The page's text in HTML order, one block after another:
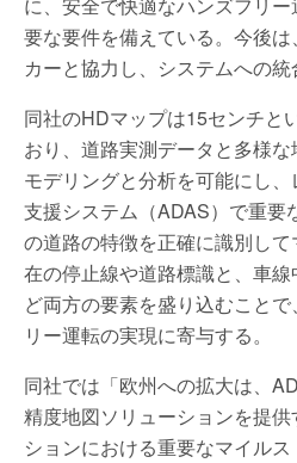
に、安全で快適なハンズフリ
要な要件を備えている。今後
カーと協力し、システムへの統
同社のHDマップは15センチと
おり、道路実測データと多様
モデリングと分析を可能にし
支援システム（ADAS）で重要
の道路の特徴を正確に識別し
在の停止線や道路標識と、車
ど両方の要素を盛り込むこと
リー運転の実現に寄与する。
同社では「欧州への拡大は、
精度地図ソリューションを提
ションにおける重要なマイル